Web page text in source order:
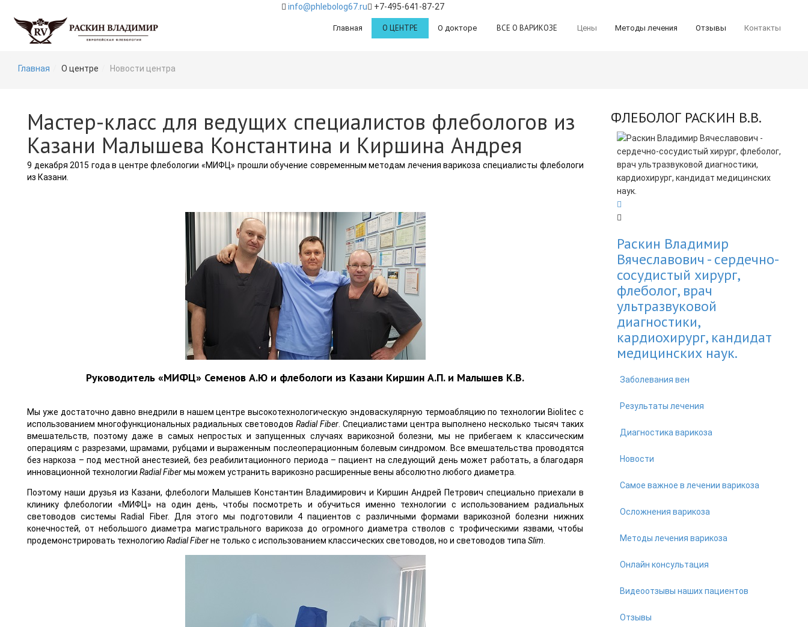
info@phlebolog67.ru +7-495-641-87-27
Главная О ЦЕНТРЕ О докторе ВСЕ О ВАРИКОЗЕ Цены Методы лечения Отзывы Контакты
Главная О центре Новости центра
Мастер-класс для ведущих специалистов флебологов из
Казани Малышева Константина и Киршина Андрея
9 декабря 2015 года в центре флебологии «МИФЦ» прошли обучение современным методам лечения варикоза специалисты флебологи
из Казани.
Руководитель «МИФЦ» Семенов А.Ю и флебологи из Казани Киршин А.П. и Малышев К.В.
Мы уже достаточно давно внедрили в нашем центре высокотехнологическую эндоваскулярную термоабляцию по технологии Biolitec с
использованием многофункциональных радиальных световодов Radial Fiber. Специалистами центра выполнено несколько тысяч таких
вмешательств, поэтому даже в самых непростых и запущенных случаях варикозной болезни, мы не прибегаем к классическим
операциям с разрезами, шрамами, рубцами и выраженным послеоперационным болевым синдромом. Все вмешательства проводятся
без наркоза – под местной анестезией, без реабилитационного периода – пациент на следующий день может работать, а благодаря
инновационной технологии Radial Fiberмы можем устранить варикозно расширенные вены абсолютно любого диаметра.
Поэтому наши друзья из Казани, флебологи Малышев Константин Владимирович и Киршин Андрей Петрович специально приехали в
клинику флебологии «МИФЦ» на один день, чтобы посмотреть и обучиться именно технологии с использованием радиальных
световодов системы Radial Fiber. Для этого мы подготовили 4 пациентов с различными формами варикозной болезни нижних
конечностей, от небольшого диаметра магистрального варикоза до огромного диаметра стволов с трофическими язвами, чтобы
продемонстрировать технологию Radial Fiberне только с использованием классических световодов, но и световодов типа Slim
ФЛЕБОЛОГ РАСКИН В.В.
Раскин Владимир
Вячеславович - cердечно-
сосудистый хирург,
флеболог, врач
ультразвуковой
диагностики,
кардиохирург, кандидат
медицинских наук.
Заболевания вен
Результаты лечения
Диагностика варикоза
Новости
Самое важное в лечении варикоза
Осложнения варикоза
Методы лечения варикоза
Онлайн консультация
Видеоотзывы наших пациентов
Отзывы